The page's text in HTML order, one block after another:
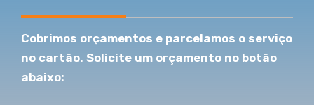
Cobrimos orçamentos e parcelamos o serviço
no cartão. Solicite um orçamento no botão
abaixo: